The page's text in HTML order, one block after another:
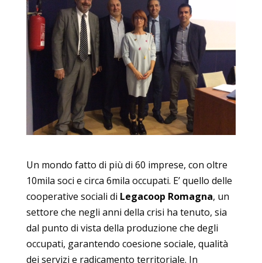
Un mondo fatto di più di 60 imprese, con oltre
10mila soci e circa 6mila occupati. E’ quello delle
cooperative sociali di Legacoop Romagna, un
settore che negli anni della crisi ha tenuto, sia
dal punto di vista della produzione che degli
occupati, garantendo coesione sociale, qualità
dei servizi e radicamento territoriale. In